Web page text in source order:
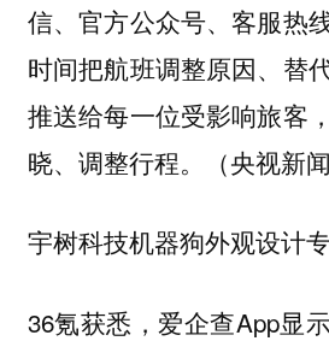
信、官方公众号、客服热
时间把航班调整原因、替
推送给每一位受影响旅客
晓、调整行程。（央视新闻
宇树科技机器狗外观设计
36氪获悉，爱企查App显